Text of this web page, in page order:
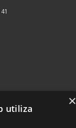
×
utiliza